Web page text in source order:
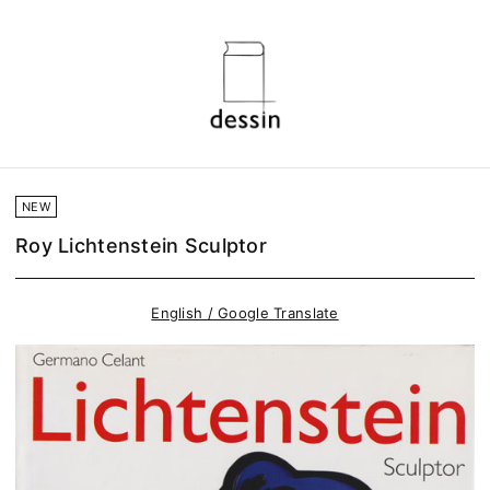
NEW
Roy Lichtenstein Sculptor
English / Google Translate